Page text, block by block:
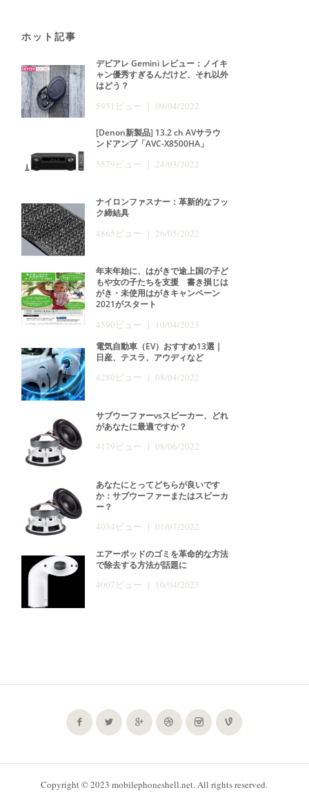
ホット記事
デビアレ Gemini レビュー：ノイキ
ャン優秀すぎるんだけど、それ以外
はどう？
5951ビュー | 09/04/2022
[Denon新製品] 13.2 ch AVサラウ
ンドアンプ「AVC-X8500HA」
5579ビュー | 24/03/2022
ナイロンファスナー：革新的なフッ
ク締結具
4865ビュー | 26/05/2022
年末年始に、はがきで途上国の子ど
もや女の子たちを支援 書き損じは
がき・未使用はがきキャンペーン
2021がスタート
4590ビュー | 10/04/2023
電気自動車（EV）おすすめ13選｜
日産、テスラ、アウディなど
4280ビュー | 08/04/2022
サブウーファーvsスピーカー、どれ
があなたに最適ですか？
4179ビュー | 08/06/2022
あなたにとってどちらが良いです
か：サブウーファーまたはスピーカ
ー？
4034ビュー | 01/07/2022
エアーポッドのゴミを革命的な方法
で除去する方法が話題に
4007ビュー | 10/04/2023
Copyright © 2023 mobilephoneshell.net. All rights reserved.